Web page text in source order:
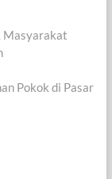
Masyarakat
Pokok di Pasar